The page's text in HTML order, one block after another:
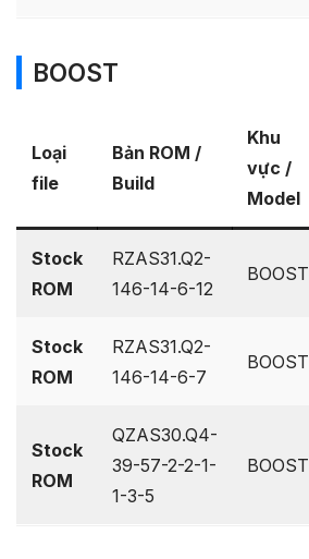
BOOST
Loại
file
Bản ROM /
Build
Khu
vực /
Model
Stock
ROM
RZAS31.Q2-
146-14-6-12
BOOST
Stock
ROM
RZAS31.Q2-
146-14-6-7
BOOST
Stock
ROM
QZAS30.Q4-
39-57-2-2-1-
1-3-5
BOOST